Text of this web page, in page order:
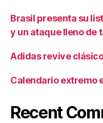
Brasil presenta su
y un ataque lleno de
Adidas revive
Calendario extremo
Recent